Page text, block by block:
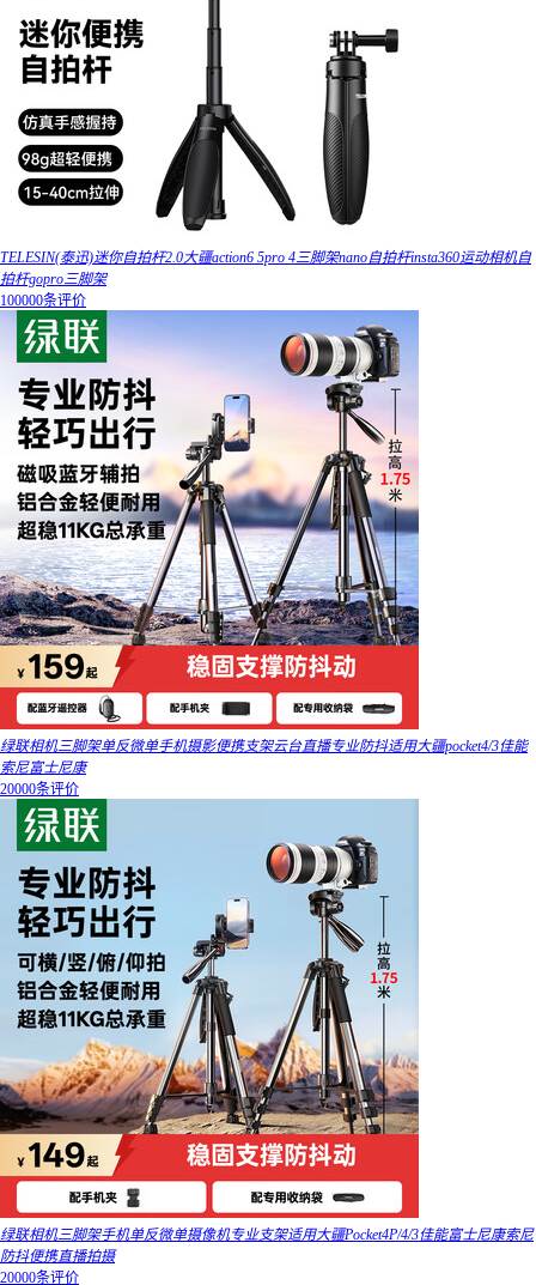
TELESIN(泰迅)迷你自拍杆2.0大疆action6 5pro 4三脚架nano自拍杆insta360运动相机自
拍杆gopro三脚架
100000条评价
绿联相机三脚架单反微单手机摄影便携支架云台直播专业防抖适用大疆pocket4/3佳能
索尼富士尼康
20000条评价
绿联相机三脚架手机单反微单摄像机专业支架适用大疆Pocket4P/4/3佳能富士尼康索尼
防抖便携直播拍摄
20000条评价